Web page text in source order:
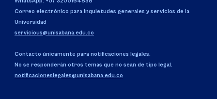
Correo electrónico para inquietudes generales y servicios de la
Universidad
servicious@unisabana.edu.co
Contacto únicamente para notificaciones legales.
No se responderán otros temas que no sean de tipo legal.
notificacioneslegales@unisabana.edu.co